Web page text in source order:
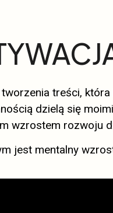
treści,
dzielą się
wzrostem rozwoju
jest mentalny